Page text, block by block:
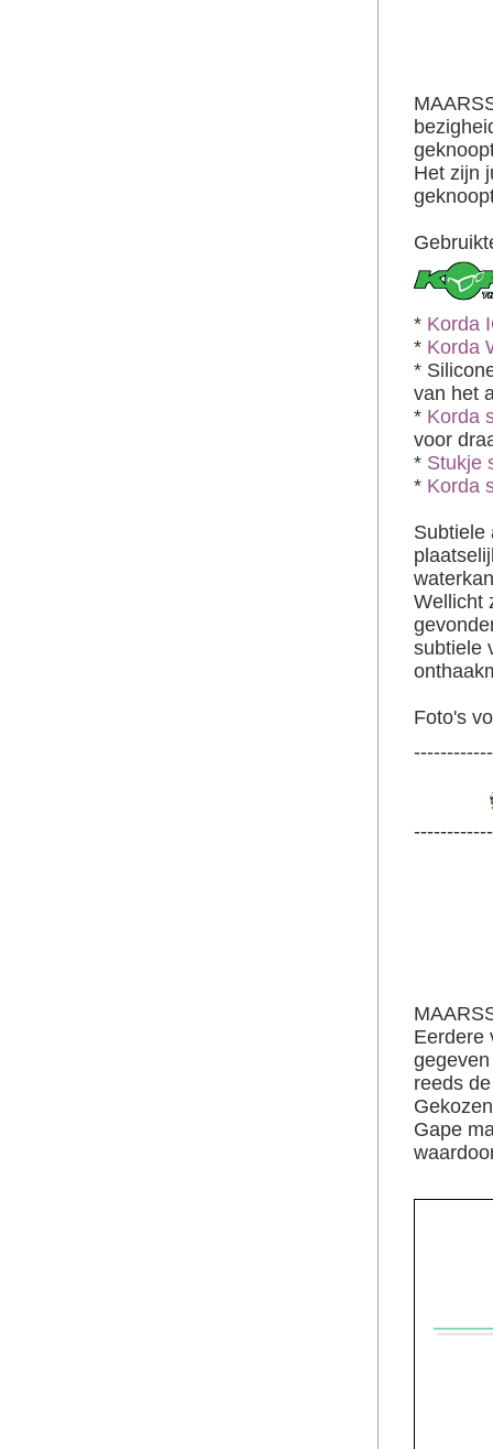
Het zijn
* Korda
* Korda
*
van het
* Korda
voor
* Stukje
* Korda
Subtiele
Wellicht
subtiele
Foto's
Eerdere
reeds
Gape